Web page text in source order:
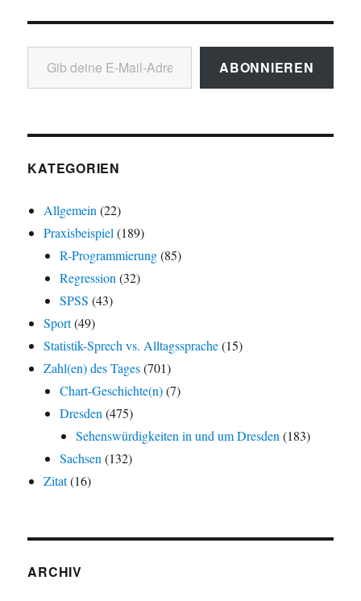
Gib deine E-Mail-Adresse ein ...
ABONNIEREN
KATEGORIEN
Allgemein (22)
Praxisbeispiel (189)
R-Programmierung(85)
Regression (32)
SPSS (43)
Sport(49)
Statistik-Sprech vs. Alltagssprache(15)
Zahl(en) des Tages(701)
Chart-Geschichte(n)(7)
Dresden (475)
Sehenswürdigkeiten in und um Dresden (183)
Sachsen (132)
Zitat(16)
ARCHIV